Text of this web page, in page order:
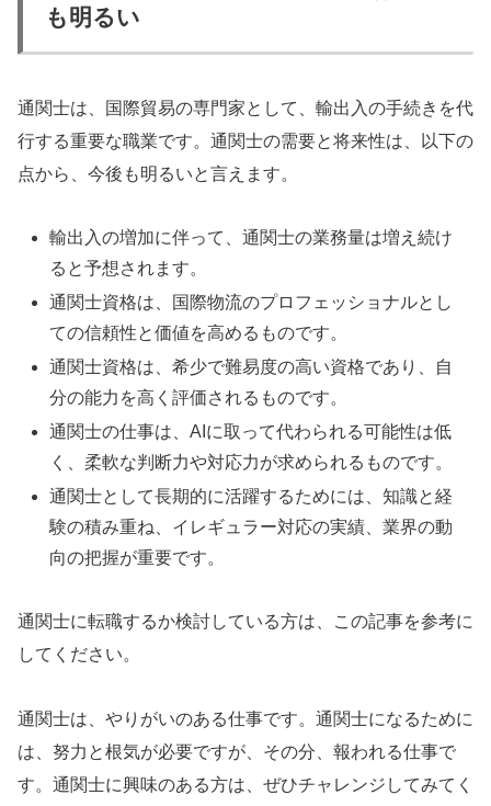
も明るい
通関士は、国際貿易の専門家として、輸出入の手続きを代
行する重要な職業です。通関士の需要と将来性は、以下の
点から、今後も明るいと言えます。
輸出入の増加に伴って、通関士の業務量は増え続け
ると予想されます。
通関士資格は、国際物流のプロフェッショナルとし
ての信頼性と価値を高めるものです。
通関士資格は、希少で難易度の高い資格であり、自
分の能力を高く評価されるものです。
通関士の仕事は、AIに取って代わられる可能性は低
く、柔軟な判断力や対応力が求められるものです。
通関士として長期的に活躍するためには、知識と経
験の積み重ね、イレギュラー対応の実績、業界の動
向の把握が重要です。
通関士に転職するか検討している方は、この記事を参考に
してください。
通関士は、やりがいのある仕事です。通関士になるために
は、努力と根気が必要ですが、その分、報われる仕事で
す。通関士に興味のある方は、ぜひチャレンジしてみてく